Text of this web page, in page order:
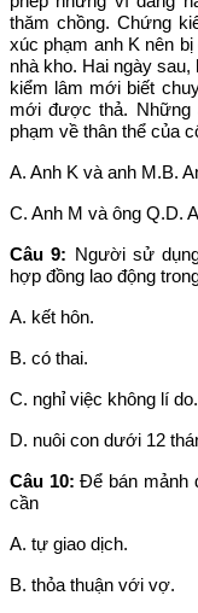
thăm chồng. Chứng
xúc phạm anh K nên
nhà kho. Hai ngày
kiểm lâm mới biết
mới được thả. Những
phạm về thân thể của
A. Anh K và anh M.B.
C. Anh M và ông Q.D.
Câu 9: Người sử
hợp đồng lao động
A. kết hôn.
B. có thai.
C. nghỉ việc không lí do.
D. nuôi con dưới 12
Câu 10: Để bán mảnh
cần
A. tự giao dịch.
B. thỏa thuận với vợ.